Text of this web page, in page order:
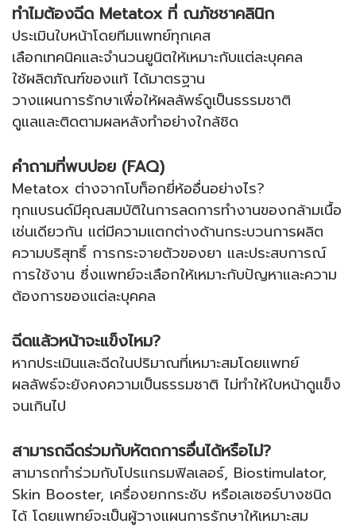
ทำไมต้องฉีด Metatox ที่ ณภัชชาคลินิก
ประเมินใบหน้าโดยทีมแพทย์ทุกเคส
เลือกเทคนิคและจำนวนยูนิตให้เหมาะกับแต่ละบุคคล
ใช้ผลิตภัณฑ์ของแท้ ได้มาตรฐาน
วางแผนการรักษาเพื่อให้ผลลัพธ์ดูเป็นธรรมชาติ
ดูแลและติดตามผลหลังทำอย่างใกล้ชิด
คำถามที่พบบ่อย (FAQ)
Metatox ต่างจากโบท็อกยี่ห้ออื่นอย่างไร?
ทุกแบรนด์มีคุณสมบัติในการลดการทำงานของกล้ามเนื้อ
เช่นเดียวกัน แต่มีความแตกต่างด้านกระบวนการผลิต
ความบริสุทธิ์ การกระจายตัวของยา และประสบการณ์
การใช้งาน ซึ่งแพทย์จะเลือกให้เหมาะกับปัญหาและความ
ต้องการของแต่ละบุคคล
ฉีดแล้วหน้าจะแข็งไหม?
หากประเมินและฉีดในปริมาณที่เหมาะสมโดยแพทย์
ผลลัพธ์จะยังคงความเป็นธรรมชาติ ไม่ทำให้ใบหน้าดูแข็ง
จนเกินไป
สามารถฉีดร่วมกับหัตถการอื่นได้หรือไม่?
สามารถทำร่วมกับโปรแกรมฟิลเลอร์, Biostimulator,
Skin Booster, เครื่องยกกระชับ หรือเลเซอร์บางชนิด
ได้ โดยแพทย์จะเป็นผู้วางแผนการรักษาให้เหมาะสม